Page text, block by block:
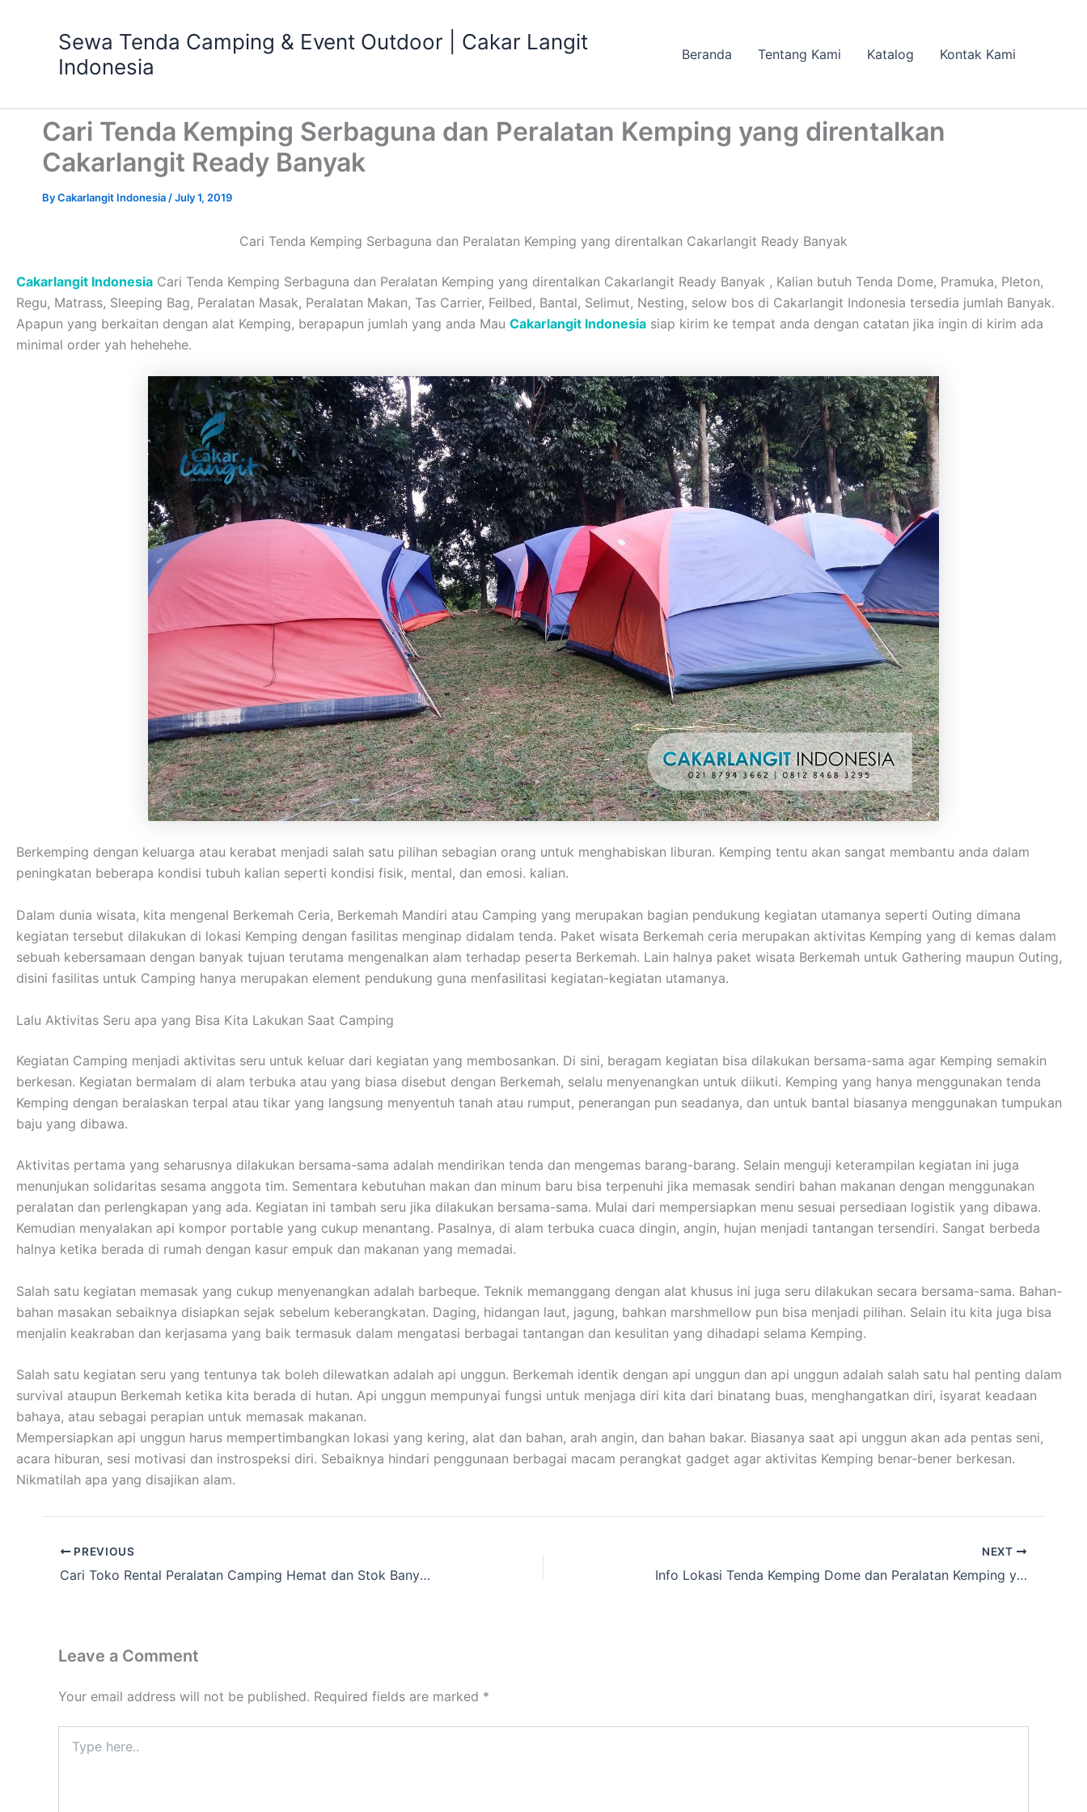
Sewa Tenda Camping & Event Outdoor | Cakar Langit
Indonesia
Beranda Tentang Kami Katalog Kontak Kami
Cari Tenda Kemping Serbaguna dan Peralatan Kemping yang direntalkan
Cakarlangit Ready Banyak
ByCakarlangit Indonesia /July 1, 2019
Cari Tenda Kemping Serbaguna dan Peralatan Kemping yang direntalkan Cakarlangit Ready Banyak
Cakarlangit Indonesia Cari Tenda Kemping Serbaguna dan Peralatan Kemping yang direntalkan Cakarlangit Ready Banyak , Kalian butuh Tenda Dome, Pramuka, Pleton,
Regu, Matrass, Sleeping Bag, Peralatan Masak, Peralatan Makan, Tas Carrier, Feilbed, Bantal, Selimut, Nesting, selow bos di Cakarlangit Indonesia tersedia jumlah Banyak.
Apapun yang berkaitan dengan alat Kemping, berapapun jumlah yang anda Mau Cakarlangit Indonesia siap kirim ke tempat anda dengan catatan jika ingin di kirim ada
minimal order yah hehehehe.
Berkemping dengan keluarga atau kerabat menjadi salah satu pilihan sebagian orang untuk menghabiskan liburan. Kemping tentu akan sangat membantu anda dalam
peningkatan beberapa kondisi tubuh kalian seperti kondisi fisik, mental, dan emosi. kalian.
Dalam dunia wisata, kita mengenal Berkemah Ceria, Berkemah Mandiri atau Camping yang merupakan bagian pendukung kegiatan utamanya seperti Outing dimana
kegiatan tersebut dilakukan di lokasi Kemping dengan fasilitas menginap didalam tenda. Paket wisata Berkemah ceria merupakan aktivitas Kemping yang di kemas dalam
sebuah kebersamaan dengan banyak tujuan terutama mengenalkan alam terhadap peserta Berkemah. Lain halnya paket wisata Berkemah untuk Gathering maupun Outing,
disini fasilitas untuk Camping hanya merupakan element pendukung guna menfasilitasi kegiatan-kegiatan utamanya.
Lalu Aktivitas Seru apa yang Bisa Kita Lakukan Saat Camping
Kegiatan Camping menjadi aktivitas seru untuk keluar dari kegiatan yang membosankan. Di sini, beragam kegiatan bisa dilakukan bersama-sama agar Kemping semakin
berkesan. Kegiatan bermalam di alam terbuka atau yang biasa disebut dengan Berkemah, selalu menyenangkan untuk diikuti. Kemping yang hanya menggunakan tenda
Kemping dengan beralaskan terpal atau tikar yang langsung menyentuh tanah atau rumput, penerangan pun seadanya, dan untuk bantal biasanya menggunakan tumpukan
baju yang dibawa.
Aktivitas pertama yang seharusnya dilakukan bersama-sama adalah mendirikan tenda dan mengemas barang-barang. Selain menguji keterampilan kegiatan ini juga
menunjukan solidaritas sesama anggota tim. Sementara kebutuhan makan dan minum baru bisa terpenuhi jika memasak sendiri bahan makanan dengan menggunakan
peralatan dan perlengkapan yang ada. Kegiatan ini tambah seru jika dilakukan bersama-sama. Mulai dari mempersiapkan menu sesuai persediaan logistik yang dibawa.
Kemudian menyalakan api kompor portable yang cukup menantang. Pasalnya, di alam terbuka cuaca dingin, angin, hujan menjadi tantangan tersendiri. Sangat berbeda
halnya ketika berada di rumah dengan kasur empuk dan makanan yang memadai.
Salah satu kegiatan memasak yang cukup menyenangkan adalah barbeque. Teknik memanggang dengan alat khusus ini juga seru dilakukan secara bersama-sama. Bahan-
bahan masakan sebaiknya disiapkan sejak sebelum keberangkatan. Daging, hidangan laut, jagung, bahkan marshmellow pun bisa menjadi pilihan. Selain itu kita juga bisa
menjalin keakraban dan kerjasama yang baik termasuk dalam mengatasi berbagai tantangan dan kesulitan yang dihadapi selama Kemping.
Salah satu kegiatan seru yang tentunya tak boleh dilewatkan adalah api unggun. Berkemah identik dengan api unggun dan api unggun adalah salah satu hal penting dalam
survival ataupun Berkemah ketika kita berada di hutan. Api unggun mempunyai fungsi untuk menjaga diri kita dari binatang buas, menghangatkan diri, isyarat keadaan
bahaya, atau sebagai perapian untuk memasak makanan.
Mempersiapkan api unggun harus mempertimbangkan lokasi yang kering, alat dan bahan, arah angin, dan bahan bakar. Biasanya saat api unggun akan ada pentas seni,
acara hiburan, sesi motivasi dan instrospeksi diri. Sebaiknya hindari penggunaan berbagai macam perangkat gadget agar aktivitas Kemping benar-bener berkesan.
Nikmatilah apa yang disajikan alam.
PREVIOUS
Cari Toko Rental Peralatan Camping Hemat dan Stok Banyak
NEXT
Info Lokasi Tenda Kemping Dome dan Peralatan Kemping yang direntalkan Cakarlangit Ready Banyak di Cijulang,Pangandaran
Leave a Comment
Your email address will not be published. Required fields are marked *
here..